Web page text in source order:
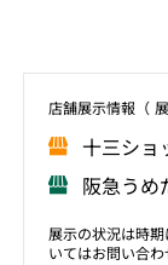
店舗展⽰情報（
⼗三シ
阪急う
展示の状況は時
いてはお問い合わ